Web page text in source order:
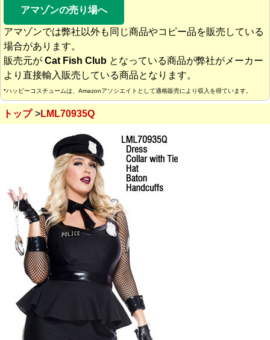
アマゾンの売り場へ
アマゾンでは弊社以外も同じ商品やコピー品を販売している
場合があります。
販売元が Cat Fish Club となっている商品が弊社がメーカー
より直接輸入販売している商品となります。
*ハッピーコスチュームは、Amazonアソシエイトとして適格販売により収入を得ています。
トップ LML70935Q